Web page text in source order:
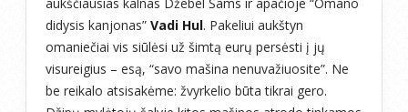
didysis kanjonas” Vadi Hul. Pakeliui aukštyn
omaniečiai vis siūlėsi už šimtą eurų persėsti į jų
visureigius – esą, “savo mašina nenuvažiuosite”. Ne
be reikalo atsisakėme: žvyrkelio būta tikrai gero.